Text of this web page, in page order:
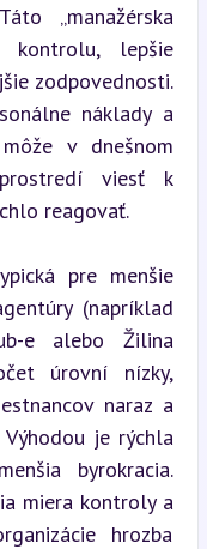
„manažérska
kontrolu, lepšie
zodpovednosti.
náklady a
v dnešnom
prostredí viesť k
reagovať.
pre menšie
(napríklad
e alebo Žilina
úrovní nízky,
naraz a
je rýchla
byrokracia.
miera kontroly a
hrozba